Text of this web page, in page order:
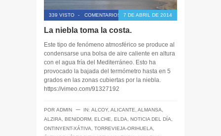
339 VISTO - COMENTARIOS CERRADOS7 DE ABRIL DE 2014
La niebla toma la costa.
Este tipo de fenómeno atmosférico se produce al
condensarse una bolsa de aire caliente en altura
con el agua fría del Mediterráneo. Esto ha
provocado la bajada del termómetro hasta en 5
grados en las zonas cubiertas por la niebla.
https://vimeo.com/91327192
POR ADMIN ─ IN: ALCOY, ALICANTE ALMANSA
ALZIRA
BENIDORM ELCHE ELDA NOTICIA DEL DÍA
ONTINYENT-XÁTIVA
TORREVIEJA-ORIHUELA